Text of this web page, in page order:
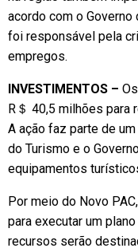
acordo com o
foi responsável pela
empregos.
INVESTIMENTOS –
R＄ 40,5 milhões para
A ação faz parte de
do Turismo e o
equipamentos
Por meio do Novo
para executar um
recursos serão